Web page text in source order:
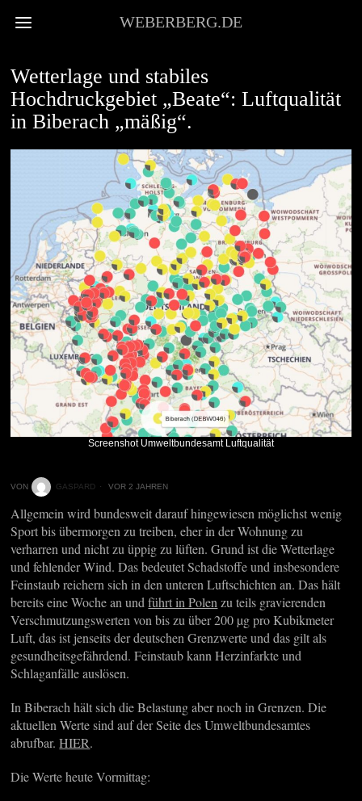
WEBERBERG.DE
Wetterlage und stabiles
Hochdruckgebiet „Beate“: Luftqualität
in Biberach „mäßig“.
Screenshot Umweltbundesamt Luftqualität
VON GASPARD VOR 2 JAHREN
Allgemein wird bundesweit darauf hingewiesen möglichst wenig
Sport bis übermorgen zu treiben, eher in der Wohnung zu
verharren und nicht zu üppig zu lüften. Grund ist die Wetterlage
und fehlender Wind. Das bedeutet Schadstoffe und insbesondere
Feinstaub reichern sich in den unteren Luftschichten an. Das hält
bereits eine Woche an undführt in Polenzu teils gravierenden
Verschmutzungswerten von bis zu über 200 µg pro Kubikmeter
Luft, das ist jenseits der deutschen Grenzwerte und das gilt als
gesundheitsgefährdend. Feinstaub kann Herzinfarkte und
Schlaganfälle auslösen.
In Biberach hält sich die Belastung aber noch in Grenzen. Die
aktuellen Werte sind auf der Seite des Umweltbundesamtes
abrufbar.HIER.
Die Werte heute Vormittag: